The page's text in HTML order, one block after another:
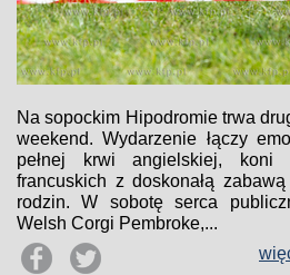
Na sopockim Hipodromie trwa
weekend. Wydarzenie łączy
pełnej krwi angielskiej, koni
francuskich z doskonałą
rodzin. W sobotę serca
Welsh Corgi Pembroke,...